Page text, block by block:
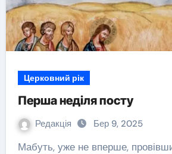
Церковний рік
Перша неділя посту
Редакція Бер 9, 2025
Мабуть, уже не вперше, провівши перший